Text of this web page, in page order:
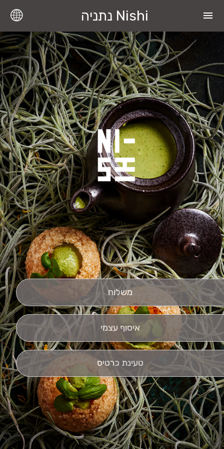
menu Nishi נתניה
משלוח
איסוף עצמי
טעינת כרטיס